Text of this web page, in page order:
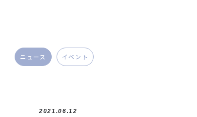
ニュース イベント
2021.06.12